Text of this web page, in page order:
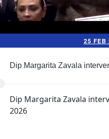
25 FEB
Dip Margarita Zavala
Dip Margarita Zavala
2026